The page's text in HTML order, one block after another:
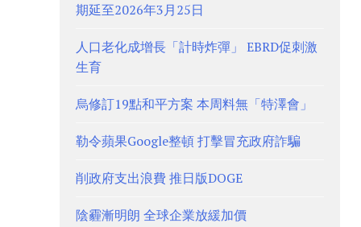
期延至2026年3月25日
人口老化成增長「計時炸彈」 EBRD促刺激
生育
烏修訂19點和平方案 本周料無「特澤會」
勒令蘋果Google整頓 打擊冒充政府詐騙
削政府支出浪費 推日版DOGE
陰霾漸明朗 全球企業放緩加價